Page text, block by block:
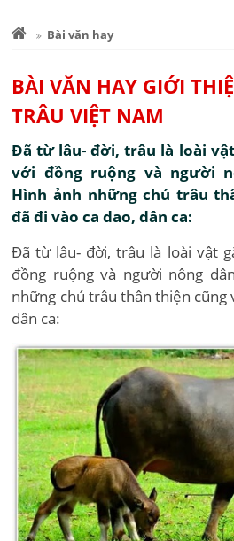
Bài văn hay
BÀI VĂN HAY GIỚI
TRÂU VIỆT NAM
Đã từ lâu- đời, trâu là loài
với đồng ruộng và người
Hình ảnh những chú trâu
đã đi vào ca dao, dân ca:
Đã từ lâu- đời, trâu là loài vật
đồng ruộng và người nông
những chú trâu thân thiện cũng
dân ca: